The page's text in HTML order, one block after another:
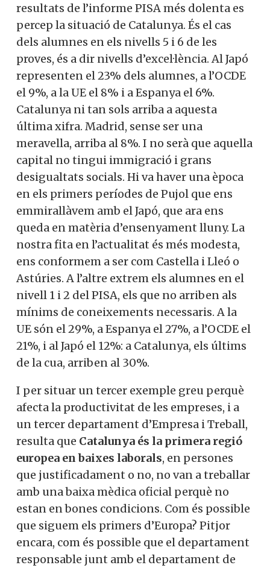
resultats de l’informe PISA més dolenta es
percep la situació de Catalunya. És el cas
dels alumnes en els nivells 5 i 6 de les
proves, és a dir nivells d’excel·lència. Al Japó
representen el 23% dels alumnes, a l’OCDE
el 9%, a la UE el 8% i a Espanya el 6%.
Catalunya ni tan sols arriba a aquesta
última xifra. Madrid, sense ser una
meravella, arriba al 8%. I no serà que aquella
capital no tingui immigració i grans
desigualtats socials. Hi va haver una època
en els primers períodes de Pujol que ens
emmirallàvem amb el Japó, que ara ens
queda en matèria d’ensenyament lluny. La
nostra fita en l’actualitat és més modesta,
ens conformem a ser com Castella i Lleó o
Astúries. A l’altre extrem els alumnes en el
nivell 1 i 2 del PISA, els que no arriben als
mínims de coneixements necessaris. A la
UE són el 29%, a Espanya el 27%, a l’OCDE el
21%, i al Japó el 12%: a Catalunya, els últims
de la cua, arriben al 30%.
I per situar un tercer exemple greu perquè
afecta la productivitat de les empreses, i a
un tercer departament d’Empresa i Treball,
resulta que Catalunya és la primera regió
europea en baixes laborals, en persones
que justificadament o no, no van a treballar
amb una baixa mèdica oficial perquè no
estan en bones condicions. Com és possible
que siguem els primers d’Europa? Pitjor
encara, com és possible que el departament
responsable junt amb el departament de